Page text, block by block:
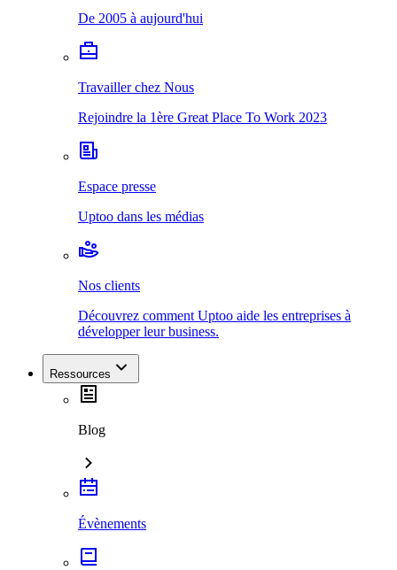
De 2005 à aujourd'hui
Travailler chez Nous
Rejoindre la 1ère Great Place To Work 2023
Espace presse
Uptoo dans les médias
Nos clients
Découvrez comment Uptoo aide les entreprises à
développer leur business.
Ressources
Blog
Évènements